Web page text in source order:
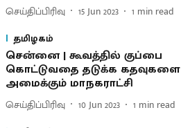
செய்திப்பிரிவு 15 Jun 2023 1 min read
தமிழகம்
சென்னை | கூவத்தில் குப்பை
கொட்டுவதை தடுக்க கதவுகளை
அமைக்கும் மாநகராட்சி
செய்திப்பிரிவு 10 Jun 2023 1 min read